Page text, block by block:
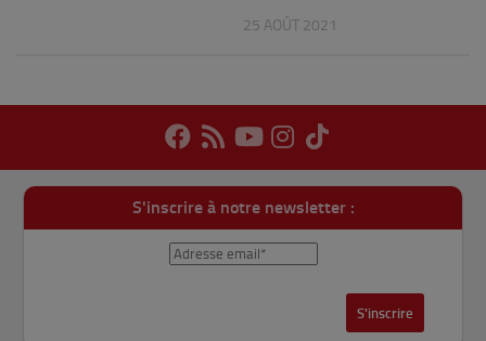
25 AOÛT 2021
S'inscrire à notre newsletter :